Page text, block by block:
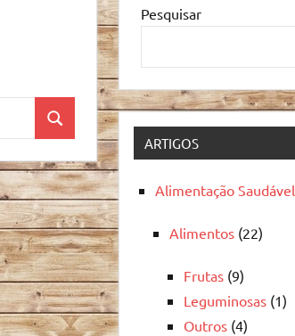
Pesquisa
Pesquisar
ARTIGOS
Alimentação Saudável
Alimentos (22)
Frutas (9)
Leguminosas (1)
Outros (4)